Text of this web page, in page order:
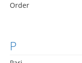
Order
P